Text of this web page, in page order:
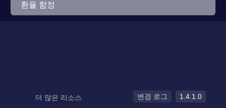
환율 함정
더 많은 리소스
변경 로그 1.4.1.0